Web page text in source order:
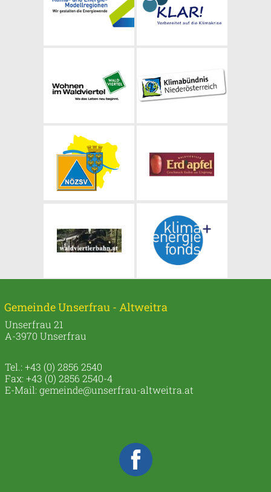
Gemeinde Unserfrau - Altweitra
Unserfrau 21
A-3970 Unserfrau
Tel.: +43 (0) 2856 2540
Fax: +43 (0) 2856 2540-4
E-Mail: gemeinde@unserfrau-altweitra.at